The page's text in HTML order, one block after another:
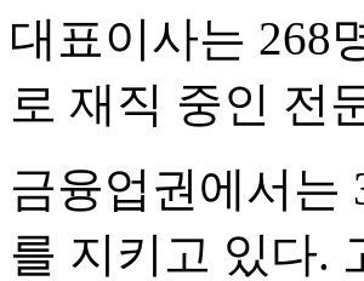
대표이사는 268
로 재직 중인 전
금융업권에서는
를 지키고 있다.